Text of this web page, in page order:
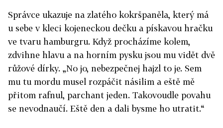
Správce ukazuje na zlatého kokršpaněla, který má
u sebe v kleci kojeneckou dečku a pískavou hračku
ve tvaru hamburgru. Když procházíme kolem,
zdvihne hlavu a na horním pysku jsou mu vidět dvě
růžové dírky. „No jo, nebezpečnej hajzl to je. Sem
mu tu mordu musel rozpáčit násilim a eště mě
přitom rafnul, parchant jeden. Takovoudle povahu
se nevodnaučí. Eště den a dali bysme ho utratit.“